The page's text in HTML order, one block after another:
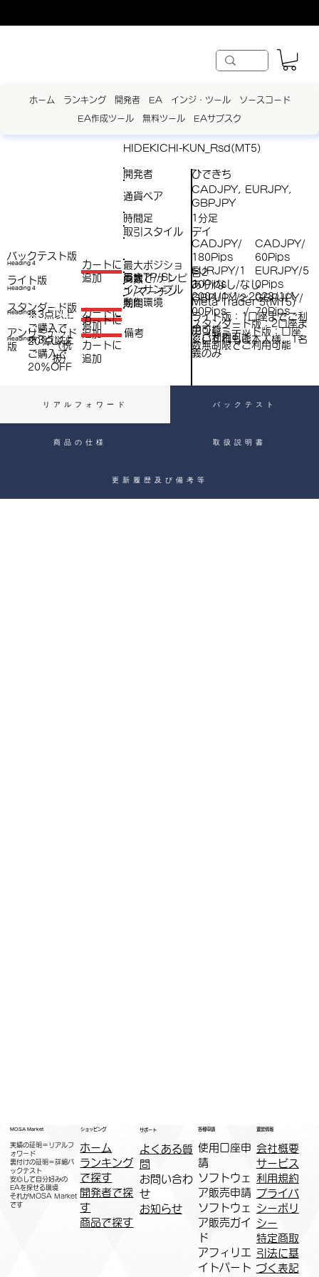
ホーム ランキング 開発者 EA インジ・ツール ソースコード
EA作成ツール 無料ツール EAサブスク
バックテスト版
スタンダード版
アンリミテッド
版
HIDEKICHI-KUN_Rsd(MT5)
開発者 ひできち
最大ポジショ
ン数
各2
Heading 4
​カートに
追加
税
抜
）
Heading 4
​カートに
追加
Heading 4※3点以上
ご購入で​
20％OFF
（税
抜）
​カートに
追加
Heading 4
（税
抜）
※3点以上
ご購入で​
20％OFF
​カートに
追加
ライト版
通貨ペア
CADJPY, EURJPY,
GBPJPY
取引スタイル デイ
最大TP/SL
CADJPY/
180Pips
EURJPY/1
30Pips
GBPJPY/2
00Pips
/
CADJPY/
60Pips
EURJPY/5
0Pips
GBPJPY/
70Pips
両建て/ナンピ
ン/マーチン
あり/なし/なし
インサンプル
期間
2004/1/1～2023/1/1
動作環境 Meta Trader 5(MT5)
時間足 1分足
備考
ライト版：1口座までご利
用可能
スタンダード版：2口座ま
でご利用可能
アンリミテッド版：口座
数無制限でご利用可能
※いずれもご本人様、1名
義のみ
リアルフォワード バックテスト
商品の仕様 取扱説明書
更新履歴及び備考等
MOSA Market
実績の証明＝リアルフ
ォワード
裏付けの証明＝詳細バ
ックテスト
安心して自分好みの
EAを探せる環境
​それがMOSA Market
です
ショッピング
ホーム
ランキング
で探す
開発者で探
す
商品で探す
サポート
よくある質
問
お問い合わ
せ
お知らせ
各種申請
​使用口座申
請
ソフトウェ
ア販売申請
ソフトウェ
ア販売ガイ
ド
アフィリエ
イトパート
運営情報
会社概要
サービス
利用規約
プライバ
シーポリ
シー
特定商取
引法に基
づく表記